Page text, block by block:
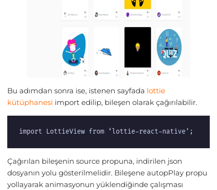
Bu adımdan sonra ise, istenen sayfada lottie
kütüphanesi import edilip, bileşen olarak çağırılabilir.
import LottieView from ‘lottie-react-native’;
Çağırılan bileşenin source propuna, indirilen json
dosyanın yolu gösterilmelidir. Bileşene autopPlay propu
yollayarak animasyonun yüklendiğinde çalışması